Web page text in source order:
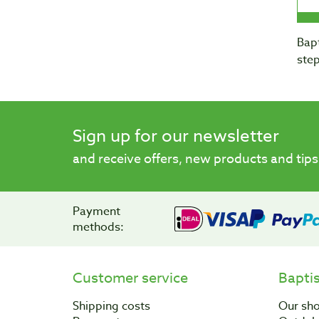
Sign up for our newsletter
and receive offers, new products and
Payment
methods:
Customer service
Shipping costs
Our